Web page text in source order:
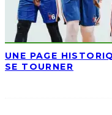
UNE PAGE
SE TOURNER